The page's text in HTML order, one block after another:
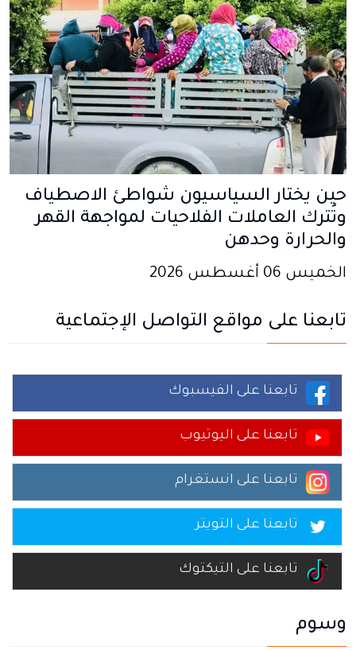
حين يختار السياسيون شواطئ الاصطياف
وتُترك العاملات الفلاحيات لمواجهة القهر
والحرارة وحدهن
الخميس 06 أغسطس 2026
تابعنا على مواقع التواصل الإجتماعية
تابعنا على الفيسبوك
تابعنا على اليوتيوب
تابعنا على انستغرام
تابعنا على التويتر
تابعنا على التيكتوك
وسوم